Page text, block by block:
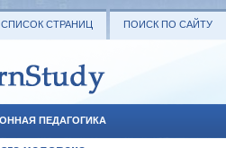
СПИСОК СТРАНИЦ ПОИСК ПО САЙТУ
ПЕДАГОГИКА